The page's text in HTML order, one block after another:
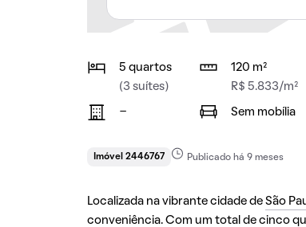
5 quartos
(3 suítes)
120 m²
R$ 5.833/m²
- Sem mobília
Imóvel 2446767 Publicado há 9 meses
Localizada na vibrante cidade de São
conveniência. Com um total de cinco